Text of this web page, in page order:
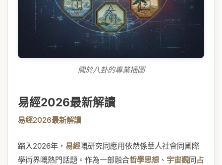
關於八卦的專業插圖
易經2026最新解讀
易經2026最新解讀
踏入2026年， 易經嘅研究同應用依然係華人社會同國際
學術界嘅熱門話題。作為一部融合哲學思想 、 宇宙觀同占